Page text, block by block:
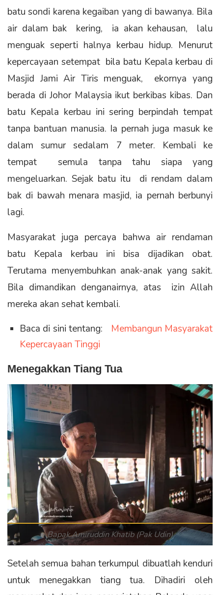
batu sondi karena kegaiban yang di bawanya. Bila
air dalam bak kering, ia akan kehausan, lalu
menguak seperti halnya kerbau hidup. Menurut
kepercayaan setempat bila batu Kepala kerbau di
Masjid Jami Air Tiris menguak, ekornya yang
berada di Johor Malaysia ikut berkibas kibas. Dan
batu Kepala kerbau ini sering berpindah tempat
tanpa bantuan manusia. Ia pernah juga masuk ke
dalam sumur sedalam 7 meter. Kembali ke
tempat semula tanpa tahu siapa yang
mengeluarkan. Sejak batu itu di rendam dalam
bak di bawah menara masjid, ia pernah berbunyi
lagi.
Masyarakat juga percaya bahwa air rendaman
batu Kepala kerbau ini bisa dijadikan obat.
Terutama menyembuhkan anak-anak yang sakit.
Bila dimandikan denganairnya, atas izin Allah
mereka akan sehat kembali.
Baca di sini tentang: Membangun Masyarakat
Kepercayaan Tinggi
Menegakkan Tiang Tua
Bapak Amiruddin Khatib (Pak Udin)
Setelah semua bahan terkumpul dibuatlah kenduri
untuk menegakkan tiang tua. Dihadiri oleh